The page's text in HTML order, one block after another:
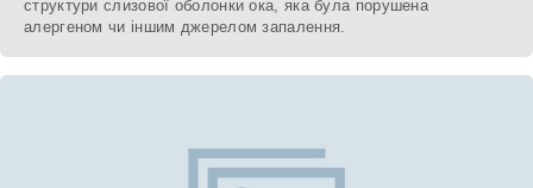
структури слизової оболонки ока, яка була порушена
алергеном чи іншим джерелом запалення.